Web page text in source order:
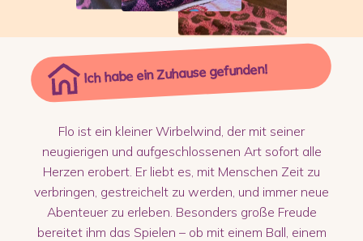
Ich habe ein Zuhause gefunden!
Flo ist ein kleiner Wirbelwind, der mit seiner
neugierigen und aufgeschlossenen Art sofort alle
Herzen erobert. Er liebt es, mit Menschen Zeit zu
verbringen, gestreichelt zu werden, und immer neue
Abenteuer zu erleben. Besonders große Freude
bereitet ihm das Spielen – ob mit einem Ball, einem